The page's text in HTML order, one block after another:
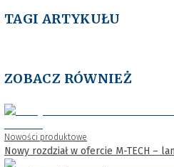
TAGI ARTYKUŁU
ZOBACZ RÓWNIEŻ
Nowości produktowe
Nowy rozdział w ofercie M-TECH –